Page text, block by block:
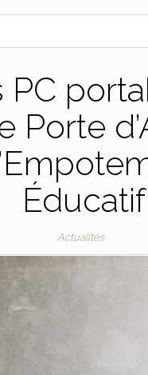
PC
Porte
Éducatif
Actualités